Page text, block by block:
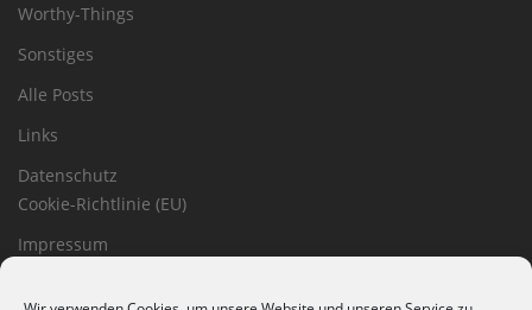
Worthy-Things
Sonstiges
Alle Posts
Links
Datenschutz
Cookie-Richtlinie (EU)
Impressum